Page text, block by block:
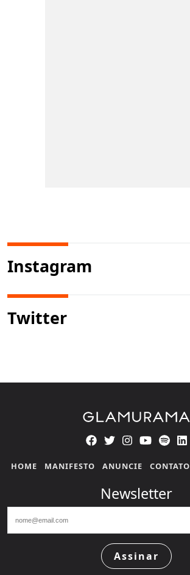
Instagram
Twitter
HOME MANIFESTO ANUNCIE CONTATO
Newsletter